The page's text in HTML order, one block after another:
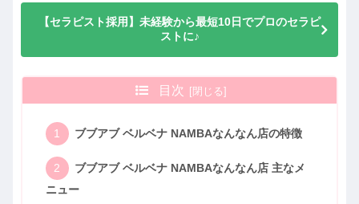
【セラピスト採用】未経験から最短10日でプロのセラピ
ストに♪
目次
ブブアブ ベルベナ NAMBAなんなん店の特徴
ブブアブ ベルベナ NAMBAなんなん店 主なメ
ニュー